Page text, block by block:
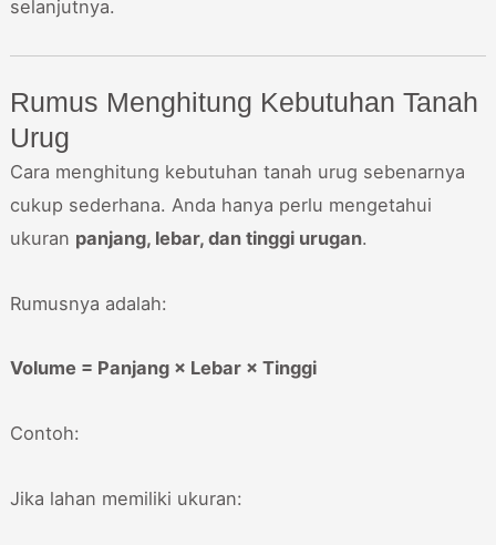
selanjutnya.
Rumus Menghitung Kebutuhan Tanah
Urug
Cara menghitung kebutuhan tanah urug sebenarnya
cukup sederhana. Anda hanya perlu mengetahui
ukuran panjang, lebar, dan tinggi urugan.
Rumusnya adalah:
Volume = Panjang × Lebar × Tinggi
Contoh:
Jika lahan memiliki ukuran: